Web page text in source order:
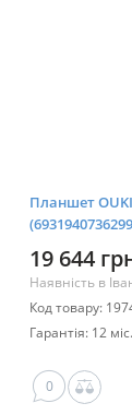
Планшет
19 644
Наявність в
Код товару:
Гарантія: 12 міс.
0